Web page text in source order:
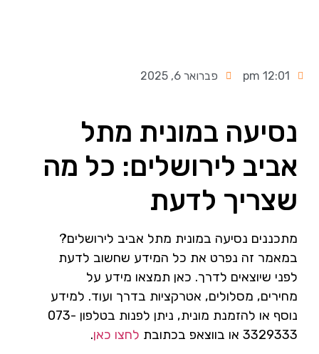
12:01 pm פברואר 6, 2025
נסיעה במונית מתל
אביב לירושלים: כל מה
שצריך לדעת
מתכננים נסיעה במונית מתל אביב לירושלים?
במאמר זה נפרט את כל המידע שחשוב לדעת
לפני שיוצאים לדרך. כאן תמצאו מידע על
מחירים, מסלולים, אטרקציות בדרך ועוד. למידע
נוסף או להזמנת מונית, ניתן לפנות בטלפון 073-
3329333 או בווצאפ בכתובת
לחצו כאן.